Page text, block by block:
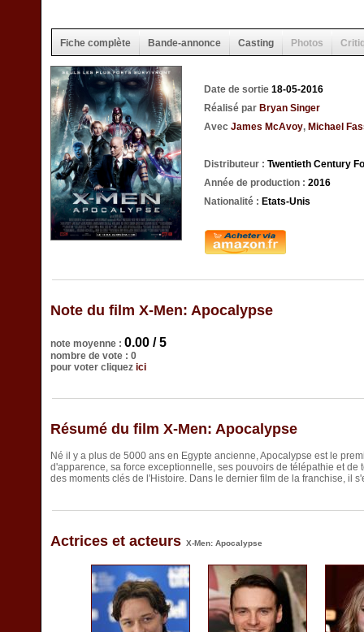
Fiche complète Bande-annonce Casting Photos
Date de sortie 18-05-2016
Réalisé par Bryan Singer
Avec James McAvoy, Michael
Distributeur : Twentieth Century
Année de production : 2016
Nationalité : Etats-Unis
Note du film X-Men: Apocalypse
note moyenne : 0.00 / 5
nombre de vote : 0
pour voter cliquez ici
Résumé du film X-Men: Apocalypse
Né il y a plus de 5000 ans en Egypte ancienne, Apocalypse est le
d'apparence, sa force exceptionnelle, ses pouvoirs de télépathie et
des moments clés de l'Histoire. Dans le dernier film de la franchise, il
Actrices et acteurs X-Men: Apocalypse